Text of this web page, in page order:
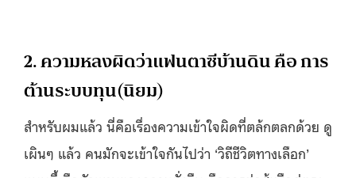
2. ความหลงผิดว่าแฟนตาซีบ้านดิน คือ การ
ต้านระบบทุน(นิยม)
สำหรับผมแล้ว นี่คือเรื่องความเข้าใจผิดที่ตล้กตลกด้วย ดู
เผินๆ แล้ว คนมักจะเข้าใจกันไปว่า ‘วิถีชีวิตทางเลือก’